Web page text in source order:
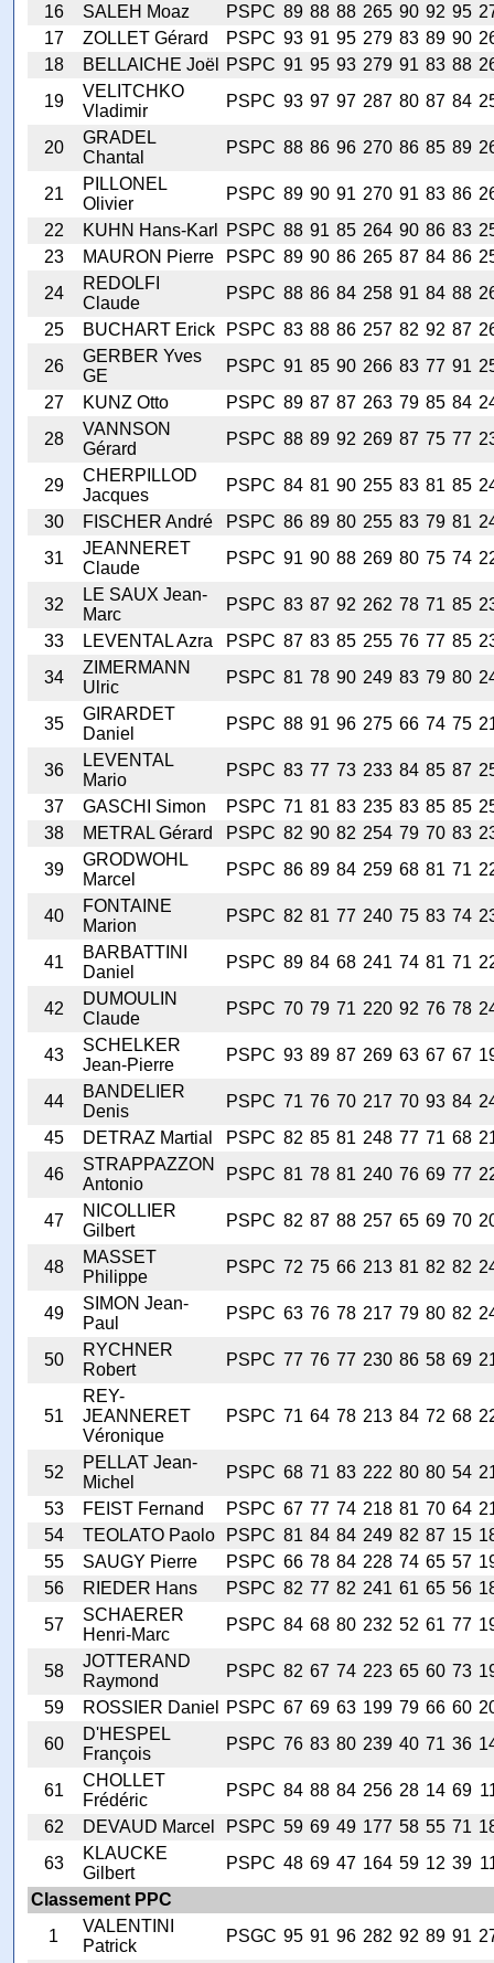
16
SALEH Moaz PSPC 89 88 88 265 90 92 95
17
ZOLLET Gérard PSPC 93 91 95 279 83 89 90
18
BELLAICHE Joël PSPC 91 95 93 279 91 83 88
19
VELITCHKO
Vladimir
PSPC 93 97 97 287 80 87 84
20
GRADEL
Chantal
PSPC 88 86 96 270 86 85 89
21
PILLONEL
Olivier
PSPC 89 90 91 270 91 83 86
22
KUHN Hans-Karl PSPC 88 91 85 264 90 86 83
23
MAURON Pierre PSPC 89 90 86 265 87 84 86
24
REDOLFI
Claude
PSPC 88 86 84 258 91 84 88
25
BUCHART Erick PSPC 83 88 86 257 82 92 87
26
GERBER Yves
GE
PSPC 91 85 90 266 83 77 91
27
KUNZ Otto PSPC 89 87 87 263 79 85 84
28
VANNSON
Gérard
PSPC 88 89 92 269 87 75 77
29
CHERPILLOD
Jacques
PSPC 84 81 90 255 83 81 85
30
FISCHER André PSPC 86 89 80 255 83 79 81
31
JEANNERET
Claude
PSPC 91 90 88 269 80 75 74
32
LE SAUX Jean-
Marc
PSPC 83 87 92 262 78 71 85
33
LEVENTAL Azra PSPC 87 83 85 255 76 77 85
34
ZIMERMANN
Ulric
PSPC 81 78 90 249 83 79 80
35
GIRARDET
Daniel
PSPC 88 91 96 275 66 74 75
36
LEVENTAL
Mario
PSPC 83 77 73 233 84 85 87
37
GASCHI Simon PSPC 71 81 83 235 83 85 85
38
METRAL Gérard PSPC 82 90 82 254 79 70 83
39
GRODWOHL
Marcel
PSPC 86 89 84 259 68 81 71
40
FONTAINE
Marion
PSPC 82 81 77 240 75 83 74
41
BARBATTINI
Daniel
PSPC 89 84 68 241 74 81 71
42
DUMOULIN
Claude
PSPC 70 79 71 220 92 76 78
43
SCHELKER
Jean-Pierre
PSPC 93 89 87 269 63 67 67
44
BANDELIER
Denis
PSPC 71 76 70 217 70 93 84
45
DETRAZ Martial PSPC 82 85 81 248 77 71 68
46
STRAPPAZZON
Antonio
PSPC 81 78 81 240 76 69 77
47
NICOLLIER
Gilbert
PSPC 82 87 88 257 65 69 70
48
MASSET
Philippe
PSPC 72 75 66 213 81 82 82
49
SIMON Jean-
Paul
PSPC 63 76 78 217 79 80 82
50
RYCHNER
Robert
PSPC 77 76 77 230 86 58 69
51
REY-
JEANNERET
Véronique
PSPC 71 64 78 213 84 72 68
52
PELLAT Jean-
Michel
PSPC 68 71 83 222 80 80 54
53
FEIST Fernand PSPC 67 77 74 218 81 70 64
54
TEOLATO Paolo PSPC 81 84 84 249 82 87 15
55
SAUGY Pierre PSPC 66 78 84 228 74 65 57
56
RIEDER Hans PSPC 82 77 82 241 61 65 56
57
SCHAERER
Henri-Marc
PSPC 84 68 80 232 52 61 77
58
JOTTERAND
Raymond
PSPC 82 67 74 223 65 60 73
59
ROSSIER Daniel PSPC 67 69 63 199 79 66 60
60
D'HESPEL
François
PSPC 76 83 80 239 40 71 36
61
CHOLLET
Frédéric
PSPC 84 88 84 256 28 14 69
62
DEVAUD Marcel PSPC 59 69 49 177 58 55 71
63
KLAUCKE
Gilbert
PSPC 48 69 47 164 59 12 39
Classement PPC
1
VALENTINI
Patrick
PSGC 95 91 96 282 92 89 91